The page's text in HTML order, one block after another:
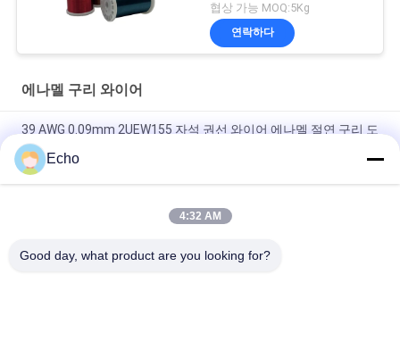
협상 가능 MOQ:5Kg
연락하다
에나멜 구리 와이어
39 AWG 0.09mm 2UEW155 자석 권선 와이어 에나멜 절연 구리 도
체
모터 감기를 위한 0.011mm 2UEW155 에나멜 코팅 구리 와이어
Ruiyuan Super Thin Winding Coils 에나멜 구리선 0.012mm-
Echo
4:32 AM
Good day, what product are you looking for?